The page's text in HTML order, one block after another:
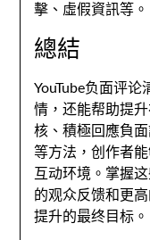
擊、虛假資訊等。
總結
YouTube负面评
情 ，还能帮助提
核 、積極回應負
等方法 ，创作者
互动环境 。 掌握
的观众反馈和更
提升的最终目标 。